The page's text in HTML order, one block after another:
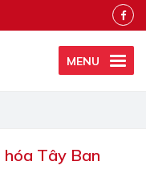
MENU
hóa Tây Ban